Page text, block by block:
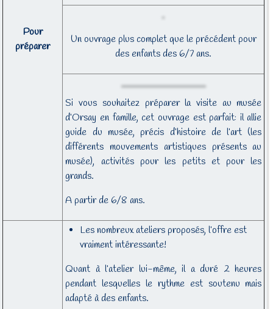
Pour
préparer
Un ouvrage plus complet que le précédent pour
des enfants des 6/7 ans.
Si vous souhaitez préparer la visite au musée
d’Orsay en famille, cet ouvrage est parfait: il allie
guide du musée, précis d’histoire de l’art (les
différents mouvements artistiques présents au
musée), activités pour les petits et pour les
grands.
A partir de 6/8 ans.
Les nombreux ateliers proposés, l’offre est
vraiment intéressante!
Quant à l’atelier lui-même, il a duré 2 heures
pendant lesquelles le rythme est soutenu mais
adapté à des enfants.